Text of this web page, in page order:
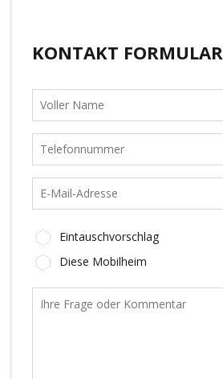
KONTAKT FORMULAR
Eintauschvorschlag
Diese Mobilheim